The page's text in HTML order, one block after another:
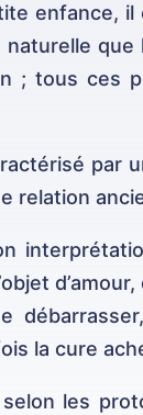
enfance,
; tous ces
par
relation
la cure
les